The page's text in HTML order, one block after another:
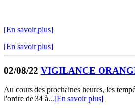
[En savoir plus]
[En savoir plus]
02/08/22 VIGILANCE
Au cours des prochaines heures, les
l'ordre de 34 à...[En savoir plus]